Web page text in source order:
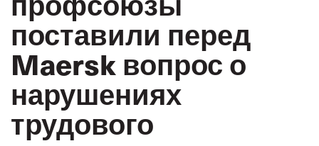
поставили перед
Maersk вопрос о
нарушениях
трудового